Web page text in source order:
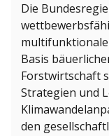
Die
Basis
Forstwirtschaft
Strategien und
den